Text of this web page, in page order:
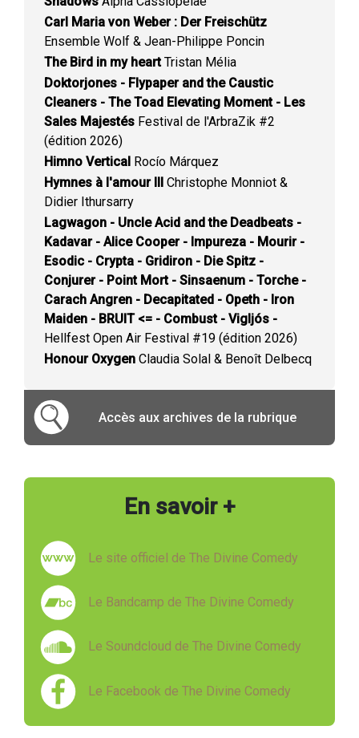
Carl Maria von Weber : Der Freischütz
Ensemble Wolf & Jean-Philippe Poncin
The Bird in my heartTristan Mélia
Doktorjones - Flypaper and the Caustic
Cleaners - The Toad Elevating Moment - Les
Sales Majestés Festival de l'ArbraZik #2
(édition 2026)
Himno Vertical Rocío Márquez
Hymnes à l'amour III Christophe Monniot &
Didier Ithursarry
Lagwagon - Uncle Acid and the Deadbeats -
Kadavar - Alice Cooper - Impureza - Mourir -
Esodic - Crypta - Gridiron - Die Spitz -
Conjurer - Point Mort - Sinsaenum - Torche -
Carach Angren - Decapitated - Opeth - Iron
Maiden - BRUIT <= - Combust - Vigljós -
Hellfest Open Air Festival #19 (édition 2026)
Honour Oxygen Claudia Solal & Benoît Delbecq
Accès aux archives de la rubrique
En savoir +
Le site officiel de The Divine Comedy
Le Bandcamp de The Divine Comedy
Le Soundcloud de The Divine Comedy
Le Facebook de The Divine Comedy